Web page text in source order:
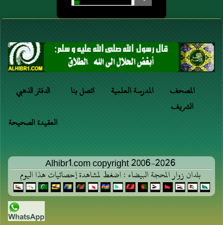
الدثور جمع دثر بفتح الدال
وإسكان الثاء المثلثة وهو المال
الكثير.
إلا الله وحده لا
الملك وله الحمد
وهو على كل
شيء قدير لا
حول ولا قوة إلا
بالله لا إله إلا
الثناء الحسن لا
إله إلا الله
مخلصين له الدين
لأحبك فقال
لا تدعن في دبر
كل صلاة تقول
اللهم أعنى على
ذكرك وشكرك
رواه أبو داود
الدفتر الذهبي اتصل بنا المدرسة العلمية
المصحف
الشريف
العقيدة الصحيحة
Alhibr1.com copyright 2006-2026
بلدان زوار المحجة البيضاء : اضغط لمشاهدة إحصائيات هذا اليوم